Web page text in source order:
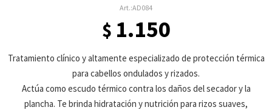
AD084
$ 1.150
Tratamiento clínico y altamente especializado de protección térmica
para cabellos ondulados y rizados.
Actúa como escudo térmico contra los daños del secador y la
plancha. Te brinda hidratación y nutrición para rizos suaves,